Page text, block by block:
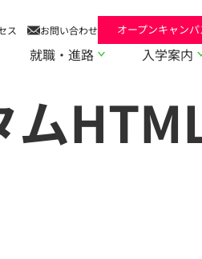
ス お問い合わせ オープンキャンパ
就職・進路 入学案内
ム